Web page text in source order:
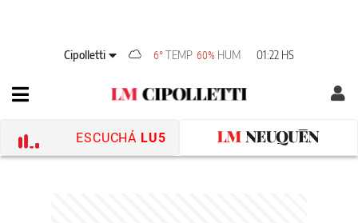
Cipolletti 6°TEMP 60% HUM 01:22 HS
ESCUCHÁ LU5